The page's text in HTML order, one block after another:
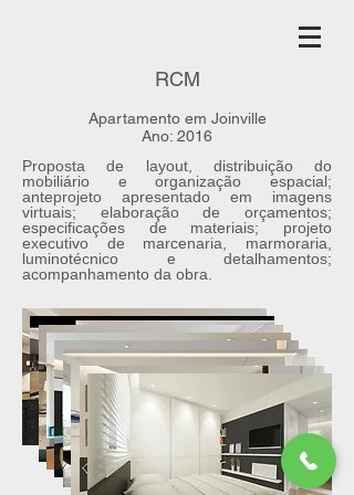
RCM
Apartamento em Joinville
Ano: 2016
Proposta de layout, distribuição do
mobiliário e organização espacial;
anteprojeto apresentado em imagens
virtuais; elaboração de orçamentos;
especificações de materiais; projeto
executivo de marcenaria, marmoraria,
luminotécnico e detalhamentos;
acompanhamento da obra.